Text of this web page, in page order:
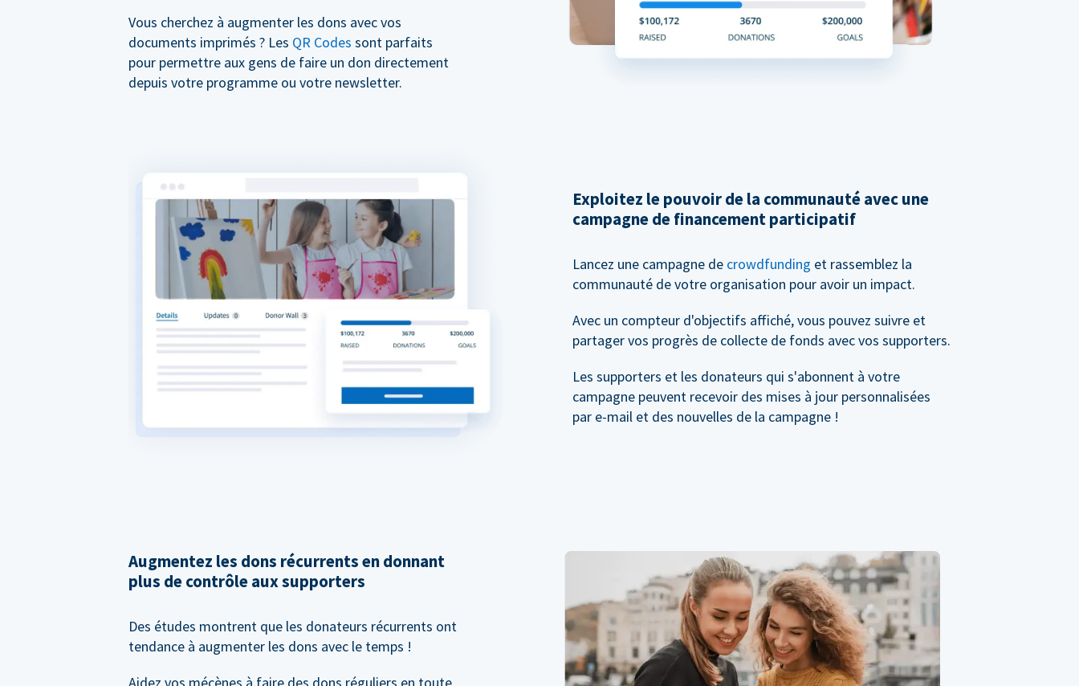
Vous cherchez à augmenter les dons avec vos
documents imprimés ? Les QR Codes sont parfaits
pour permettre aux gens de faire un don directement
depuis votre programme ou votre newsletter.
Exploitez le pouvoir de la communauté avec une
campagne de financement participatif
Lancez une campagne de crowdfunding et rassemblez la
communauté de votre organisation pour avoir un impact.
Avec un compteur d'objectifs affiché, vous pouvez suivre et
partager vos progrès de collecte de fonds avec vos supporters.
Les supporters et les donateurs qui s'abonnent à votre
campagne peuvent recevoir des mises à jour personnalisées
par e-mail et des nouvelles de la campagne !
Augmentez les dons récurrents en donnant
plus de contrôle aux supporters
Des études montrent que les donateurs récurrents ont
tendance à augmenter les dons avec le temps !
Aidez vos mécènes à faire des dons réguliers en toute